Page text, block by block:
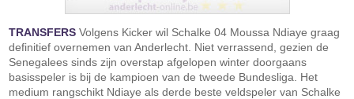
TRANSFERS Volgens Kicker wil Schalke 04 Moussa Ndiaye graag
definitief overnemen van Anderlecht. Niet verrassend, gezien de
Senegalees sinds zijn overstap afgelopen winter doorgaans
basisspeler is bij de kampioen van de tweede Bundesliga. Het
medium rangschikt Ndiaye als derde beste veldspeler van Schalke